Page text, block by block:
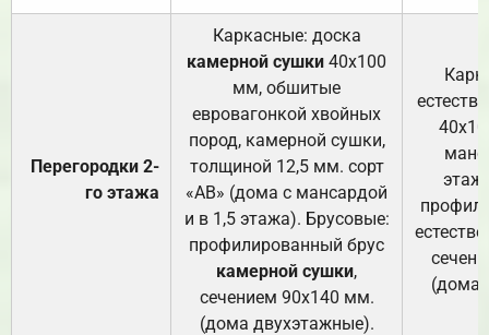
Перегородки 2-
го этажа
Каркасные: доска
камерной сушки 40х100
мм, обшитые
евровагонкой хвойных
пород, камерной сушки,
толщиной 12,5 мм. сорт
«АВ» (дома с мансардой
и в 1,5 этажа). Брусовые:
профилированный брус
камерной сушки,
сечением 90х140 мм.
(дома двухэтажные).
(дома